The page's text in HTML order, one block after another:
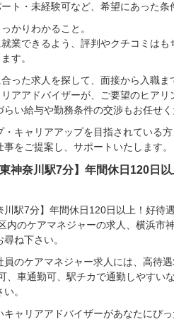
ト・未経験可など、希望にあった
かりわかること。
業できるよう、評判やクチコミは
す。
った求人を探して、面接から入職ま
アアドバイザーが、ご要望のヒア
い給与や勤務条件の交渉もお任せく
キャリアアップを目指されている
をご提案し、サポートいたします。
奈川駅7分】年間休日120日
駅7分】年間休日120日以上！好待
内のケアマネジャーの求人、横浜
ね下さい。
員のケアマネジャー求人には、高待
、車通勤可、駅チカで通勤しやすい
。
ャリアアドバイザーがあなたにぴっ